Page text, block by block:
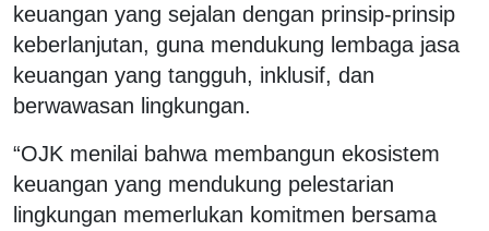
keuangan yang sejalan dengan prinsip-prinsip
keberlanjutan, guna mendukung lembaga jasa
keuangan yang tangguh, inklusif, dan
berwawasan lingkungan.
“OJK menilai bahwa membangun ekosistem
keuangan yang mendukung pelestarian
lingkungan memerlukan komitmen bersama